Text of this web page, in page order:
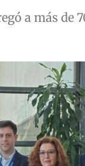
a más de